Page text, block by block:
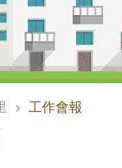
工作會報